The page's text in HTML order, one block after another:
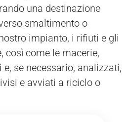
una destinazione
smaltimento o
impianto, i rifiuti e gli
così come le macerie,
se necessario, analizzati,
e avviati a riciclo o